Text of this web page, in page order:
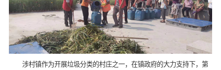
涉村镇作为开展垃圾分类的村庄之一，在镇政府的大力支持下，第